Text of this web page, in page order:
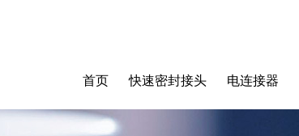
首页 快速密封接头 电连接器